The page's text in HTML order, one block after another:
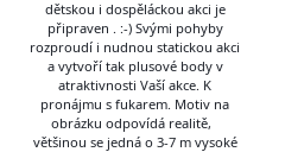
dětskou i dospěláckou akci je
připraven . :-) Svými pohyby
rozproudí i nudnou statickou akci
a vytvoří tak plusové body v
atraktivnosti Vaší akce. K
pronájmu s fukarem. Motiv na
obrázku odpovídá realitě,
většinou se jedná o 3-7 m vysoké